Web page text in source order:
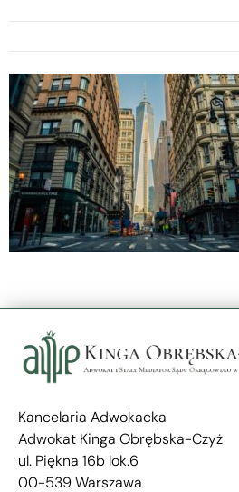
Kancelaria Adwokacka
Adwokat Kinga Obrębska-Czyż
ul. Piękna 16b lok.6
00-539 Warszawa